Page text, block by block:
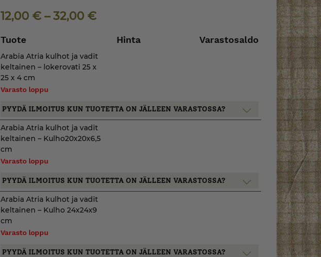
12,00 €–32,00 €
Tuote Hinta Varastosaldo
Arabia Atria kulhot ja vadit
keltainen – lokerovati 25 x
25 x 4 cm
Varasto loppu
PYYDÄ ILMOITUS KUN TUOTETTA ON JÄLLEEN VARASTOSSA?
Arabia Atria kulhot ja vadit
keltainen – Kulho20x20x6,5
cm
Varasto loppu
PYYDÄ ILMOITUS KUN TUOTETTA ON JÄLLEEN VARASTOSSA?
Arabia Atria kulhot ja vadit
keltainen – Kulho 24x24x9
cm
Varasto loppu
PYYDÄ ILMOITUS KUN TUOTETTA ON JÄLLEEN VARASTOSSA?